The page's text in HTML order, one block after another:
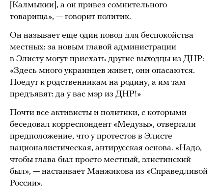
[Калмыкии], а он привез сомнительного
товарища», — говорит политик.
Он называет еще один повод для беспокойства
местных: за новым главой администрации
в Элисту могут приехать другие выходцы из ДНР:
«Здесь много украинцев живет, они опасаются.
Поедут к родственникам на родину, а им там
предъявят: да у вас мэр из ДНР!»
Почти все активисты и политики, с которыми
беседовал корреспондент «Медузы», отвергали
предположение, что у протестов в Элисте
националистическая, антирусская основа. «Надо,
чтобы глава был просто местный, элистинский
был», — настаивает Манжикова из «Справедливой
России».